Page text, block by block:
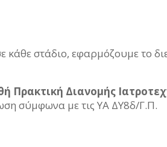
κάθε στάδιο, εφαρμόζουμε το
Πρακτική Διανομής
σύμφωνα με τις ΥΑ ΔΥ8δ/Γ.Π.